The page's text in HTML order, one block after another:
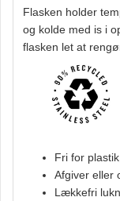
Flasken holder
og kolde med is i
flasken let at
Fri for
Afgiver eller
Lækkefri